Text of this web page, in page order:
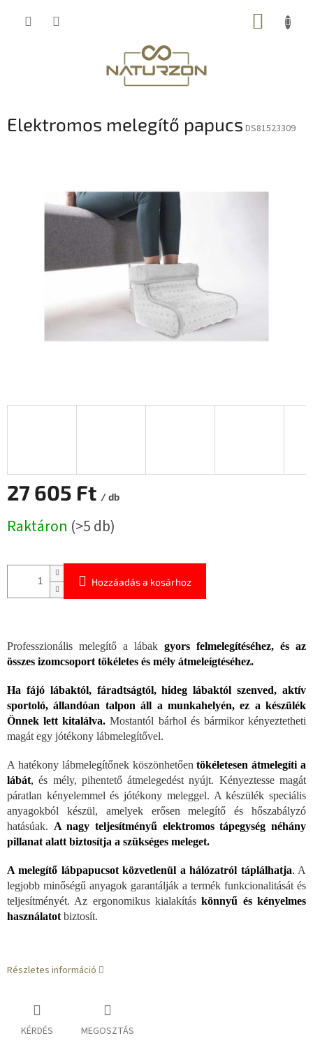
KOSÁR
Elektromos melegítő papucs DS81523309
27 605 Ft / db
Raktáron (>5 db)
Hozzáadás a kosárhoz
Professzionális melegítő a lábak gyors felmelegítéséhez, és az
összes izomcsoport tökéletes és mély átmeleígtéséhez.
Ha fájó lábaktól, fáradtságtól, hideg lábaktól szenved, aktív
sportoló, állandóan talpon áll a munkahelyén, ez a készülék
Önnek lett kitalálva. Mostantól bárhol és bármikor kényeztetheti
magát egy jótékony lábmelegítővel.
A hatékony lábmelegítőnek köszönhetőentökéletesen átmelegíti a
lábát, és mély, pihentető átmelegedést nyújt. Kényeztesse magát
páratlan kényelemmel és jótékony meleggel. A készülék speciális
anyagokból készül, amelyek erősen melegítő és hőszabályzó
hatásúak. A nagy teljesítményű elektromos tápegység néhány
pillanat alatt biztosítja a szükséges meleget.
A melegítő lábpapucsot közvetlenül a hálózatról táplálhatja. A
legjobb minőségű anyagok garantálják a termék funkcionalitását és
teljesítményét. Az ergonomikus kialakításkönnyű és kényelmes
használatot biztosít.
Részletes információ
KÉRDÉS MEGOSZTÁS